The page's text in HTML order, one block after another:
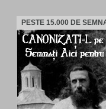
PESTE 15.000 DE